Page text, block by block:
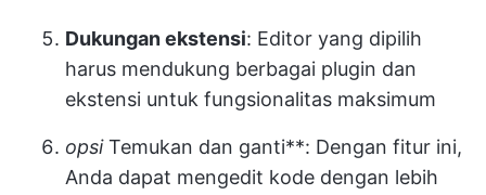
Dukungan ekstensi: Editor yang dipilih
harus mendukung berbagai plugin dan
ekstensi untuk fungsionalitas maksimum
opsiTemukan dan ganti**: Dengan fitur ini,
Anda dapat mengedit kode dengan lebih